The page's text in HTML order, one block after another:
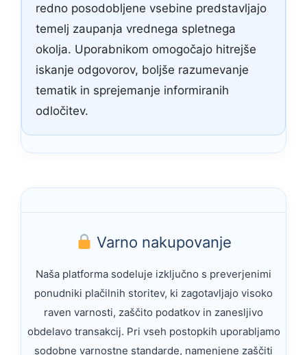
redno posodobljene vsebine predstavljajo
temelj zaupanja vrednega spletnega
okolja. Uporabnikom omogočajo hitrejše
iskanje odgovorov, boljše razumevanje
tematik in sprejemanje informiranih
odločitev.
Varno nakupovanje
Naša platforma sodeluje izključno s preverjenimi
ponudniki plačilnih storitev, ki zagotavljajo visoko
raven varnosti, zaščito podatkov in zanesljivo
obdelavo transakcij. Pri vseh postopkih uporabljamo
sodobne varnostne standarde, namenjene zaščiti